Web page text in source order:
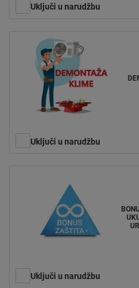
Uključi u narudžbu
Uključi u narudžbu
Uključi u narudžbu